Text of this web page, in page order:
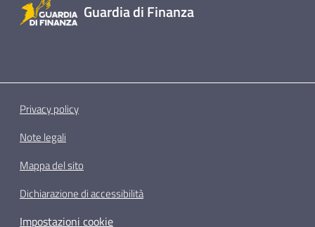
Guardia di Finanza
Privacy policy
Note legali
Mappa del sito
Dichiarazione di accessibilità
Impostazioni cookie